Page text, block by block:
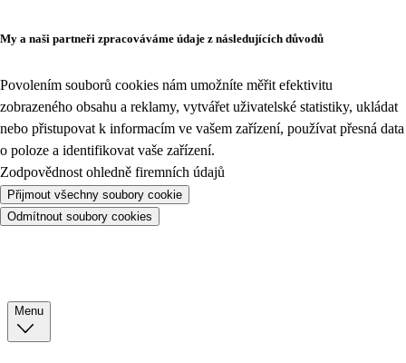
My a naši partneři zpracováváme údaje z následujících důvodů
Povolením souborů cookies nám umožníte měřit efektivitu
zobrazeného obsahu a reklamy, vytvářet uživatelské statistiky, ukládat
nebo přistupovat k informacím ve vašem zařízení, používat přesná data
o poloze a identifikovat vaše zařízení.
Zodpovědnost ohledně firemních údajů
Přijmout všechny soubory cookie
Odmítnout soubory cookies
Menu